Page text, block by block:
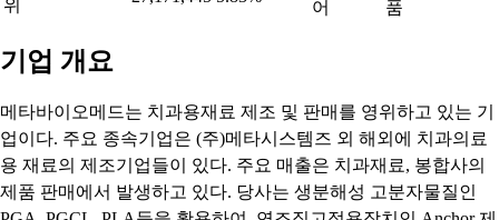
위
어
품
기업 개요
메타바이오메드는 치과용재료 제조 및 판매를 영위하고 있는 기
업이다. 주요 종속기업은 (주)메타시스템즈 외 해외에 치과의료
용 재료의 제조기업들이 있다. 주요 매출은 치과재료, 봉합사의
제품 판매에서 발생하고 있다. 당사는 생분해성 고분자물질인